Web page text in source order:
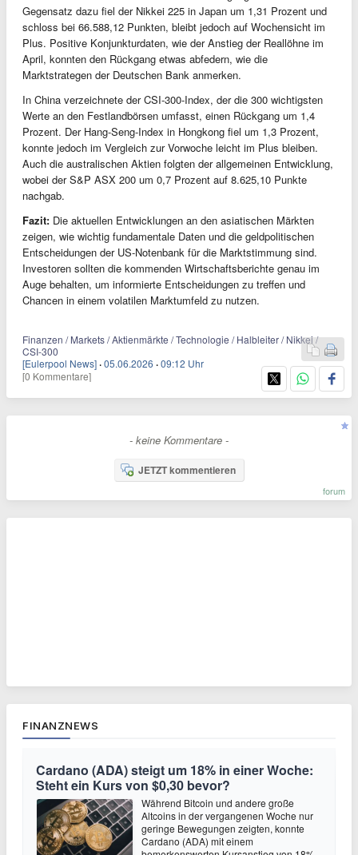
Gegensatz dazu fiel der Nikkei 225 in Japan um 1,31 Prozent und
schloss bei 66.588,12 Punkten, bleibt jedoch auf Wochensicht im
Plus. Positive Konjunkturdaten, wie der Anstieg der Reallöhne im
April, konnten den Rückgang etwas abfedern, wie die
Marktstrategen der Deutschen Bank anmerken.
In China verzeichnete der CSI-300-Index, der die 300 wichtigsten
Werte an den Festlandbörsen umfasst, einen Rückgang um 1,4
Prozent. Der Hang-Seng-Index in Hongkong fiel um 1,3 Prozent,
konnte jedoch im Vergleich zur Vorwoche leicht im Plus bleiben.
Auch die australischen Aktien folgten der allgemeinen Entwicklung,
wobei der S&P ASX 200 um 0,7 Prozent auf 8.625,10 Punkte
nachgab.
Fazit: Die aktuellen Entwicklungen an den asiatischen Märkten
zeigen, wie wichtig fundamentale Daten und die geldpolitischen
Entscheidungen der US-Notenbank für die Marktstimmung sind.
Investoren sollten die kommenden Wirtschaftsberichte genau im
Auge behalten, um informierte Entscheidungen zu treffen und
Chancen in einem volatilen Marktumfeld zu nutzen.
Finanzen / Markets / Aktienmärkte / Technologie / Halbleiter / Nikkei /
CSI-300
[Eulerpool News] ·05.06.2026 ·09:12 Uhr
[0 Kommentare]
- keine Kommentare -
JETZT kommentieren
forum
FINANZNEWS
Cardano (ADA) steigt um 18% in einer Woche:
Steht ein Kurs von $0,30 bevor?
Während Bitcoin und andere große
Altcoins in der vergangenen Woche nur
geringe Bewegungen zeigten, konnte
Cardano (ADA) mit einem